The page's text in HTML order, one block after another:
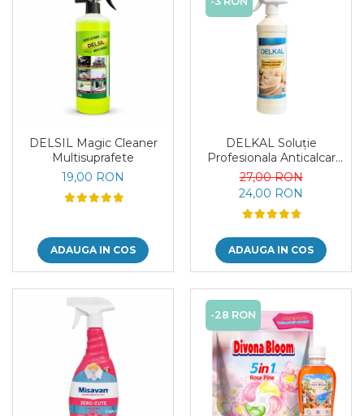
DELSIL Magic Cleaner
Multisuprafete
19,00 RON
ADAUGA IN COS
DELKAL Soluție
Profesionala Anticalcar
1Kg
27,00 RON
24,00 RON
ADAUGA IN COS
-28 RON